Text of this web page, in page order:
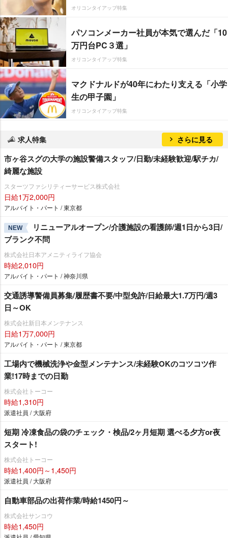
オリコンタイアップ特集
パソコンメーカー社員が本気で選んだ「10
万円台PC３選」
オリコンタイアップ特集
マクドナルドが40年にわたり支える「小学
生の甲子園」
オリコンタイアップ特集
求人特集 さらに見る
市ヶ谷スグの大学の施設警備スタッフ/日勤/未経験歓迎/駅チカ/
綺麗な施設
スターツファシリティーサービス株式会社
日給1万2,000円
アルバイト・パート / 東京都
NEW
リニューアルオープン/介護施設の看護師/週1日から3日/
ブランク不問
株式会社日本アメニティライフ協会
時給2,010円
アルバイト・パート / 神奈川県
交通誘導警備員募集/履歴書不要/中型免許/日給最大1.7万円/週3
日～OK
株式会社新日本メンテナンス
日給1万7,000円
アルバイト・パート / 東京都
工場内で機械洗浄や金型メンテナンス/未経験OKのコツコツ作
業!17時までの日勤
株式会社トーコー
時給1,310円
派遣社員 / 大阪府
短期 冷凍食品の袋のチェック・検品/2ヶ月短期 選べる夕方or夜
スタート!
株式会社トーコー
時給1,400円～1,450円
派遣社員 / 大阪府
自動車部品の出荷作業/時給1450円～
株式会社サンコウ
時給1,450円